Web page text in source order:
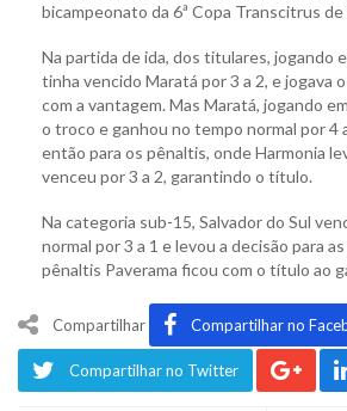
bicampeonato da 6ª Copa Transcitrus
Na partida de ida, dos titulares, jogando
tinha vencido Maratá por 3 a 2, e jogava
com a vantagem. Mas Maratá, jogando
o troco e ganhou no tempo normal por 4
então para os pênaltis, onde Harmonia
venceu por 3 a 2, garantindo o título.
Na categoria sub-15, Salvador do Sul
normal por 3 a 1 e levou a decisão para
pênaltis Paverama ficou com o título ao
Compartilhar Compartilhar no
Compartilhar no Twitter